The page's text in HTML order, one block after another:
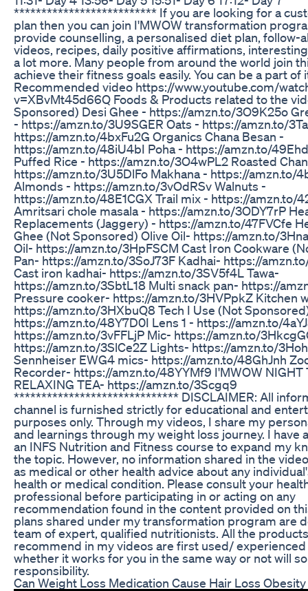
************************** If you are looking for a
plan then you can join I'MWOW transformation
provide counselling, a personalised diet plan, follow-
videos, recipes, daily positive affirmations,
a lot more. Many people from around the world join
achieve their fitness goals easily. You can be a part of
Recommended video https://www.youtube.com/
v=XBvMt45d66Q Foods & Products related to the
Sponsored) Desi Ghee - https://amzn.to/3O9K25o
- https://amzn.to/3U9SGER Oats - https://amzn.to/
https://amzn.to/4bxFu2G Organics Chana Besan -
https://amzn.to/48iU4bI Poha - https://amzn.to/
Puffed Rice - https://amzn.to/3O4wPL2 Roasted
https://amzn.to/3U5DlFo Makhana - https://amzn.to/
Almonds - https://amzn.to/3vOdRSv Walnuts -
https://amzn.to/48E1CGX Trail mix - https://amzn.to/
Amritsari chole masala - https://amzn.to/3ODY7rP
Replacements (Jaggery) - https://amzn.to/47FVCfe
Ghee (Not Sponsored) Olive Oil- https://amzn.to/
Oil- https://amzn.to/3HpFSCM Cast Iron Cookware
Pan- https://amzn.to/3SoJ73F Kadhai- https://
Cast iron kadhai- https://amzn.to/3SV5f4L Tawa-
https://amzn.to/3SbtL18 Multi snack pan- https://
Pressure cooker- https://amzn.to/3HVPpkZ Kitchen
https://amzn.to/3HXbuQ8 Tech I Use (Not
https://amzn.to/48Y7D0I Lens 1 - https://amzn.to/
https://amzn.to/3vFFLjP Mic- https://amzn.to/
https://amzn.to/3SlCe2Z Lights- https://amzn.to/
Sennheiser EWG4 mics- https://amzn.to/48GhJnh
Recorder- https://amzn.to/48YYMf9 I'MWOW NIGHT
RELAXING TEA- https://amzn.to/3Scgq9
****************************** DISCLAIMER: All
channel is furnished strictly for educational and
purposes only. Through my videos, I share my
and learnings through my weight loss journey. I have
an INFS Nutrition and Fitness course to expand my
the topic. However, no information shared in the
as medical or other health advice about any
health or medical condition. Please consult your
professional before participating in or acting on any
recommendation found in the content provided on
plans shared under my transformation program are
team of expert, qualified nutritionists. All the
recommend in my videos are first used/
whether it works for you in the same way or not will
responsibility.
Can Weight Loss Medication Cause Hair Loss